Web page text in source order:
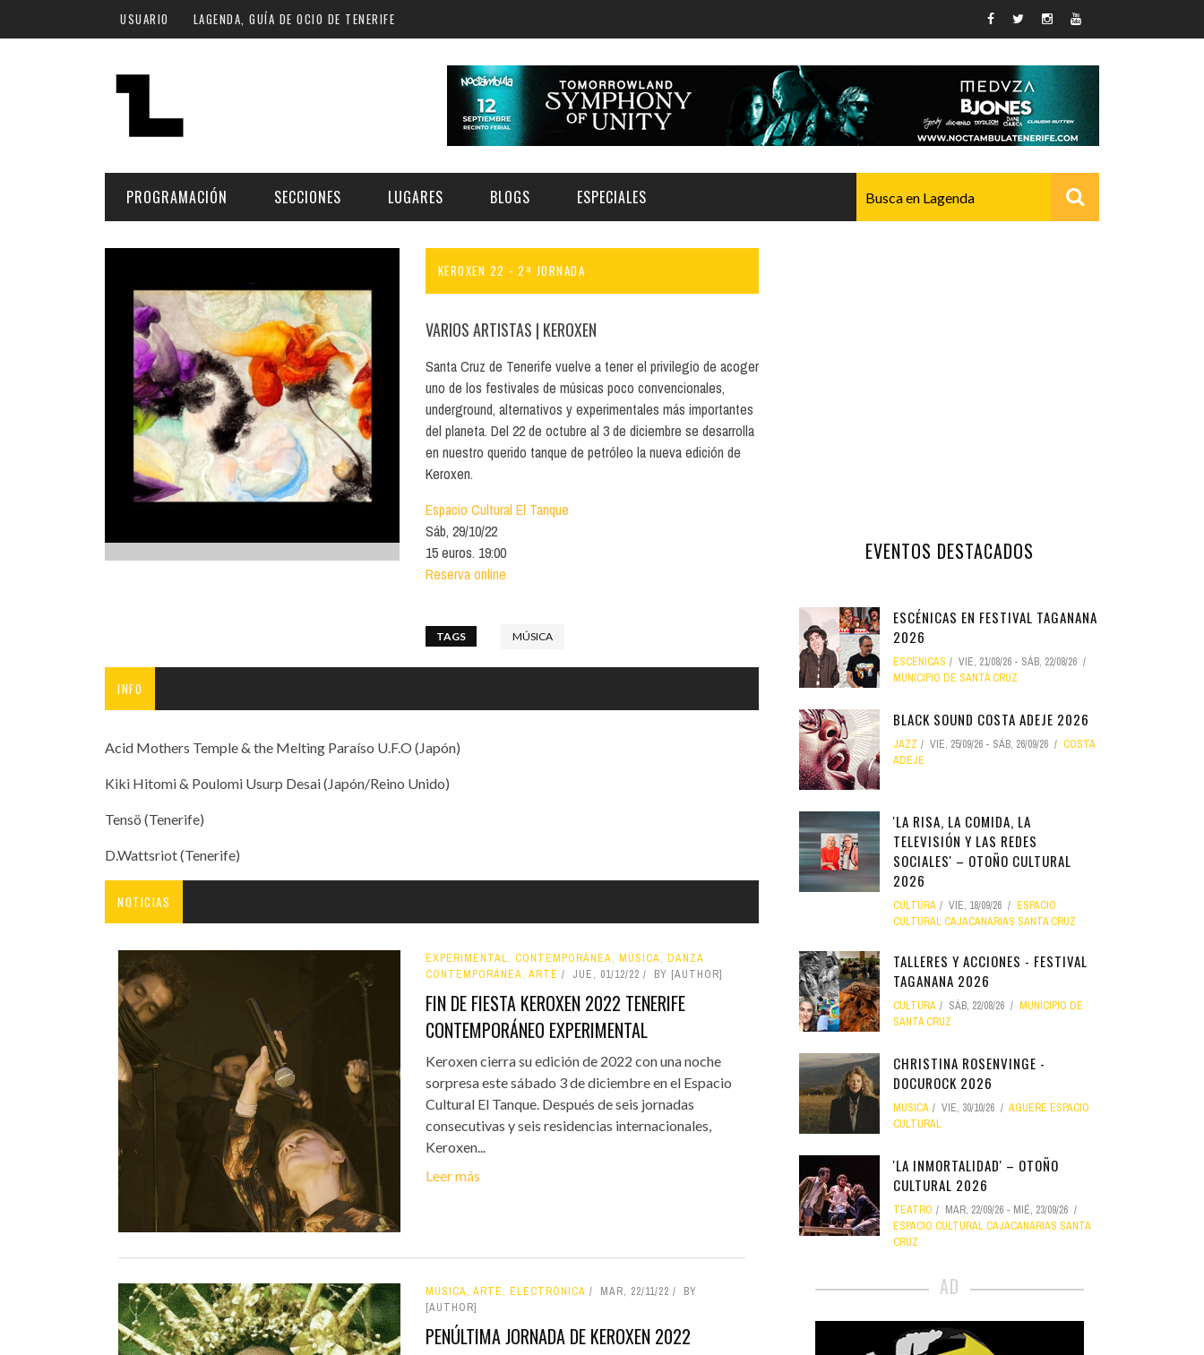
Pasar al contenido principal
USUARIO LAGENDA, GUÍA DE OCIO DE TENERIFE
PROGRAMACIÓN
FECHA
Hoy
Plan Finde
Norte
Santa Cruz | La Laguna
Islas
Deporte y Naturaleza
Gastro
Infantil
SECCIONES
ESCÉNICAS
CULTURA
GASTRONOMÍA
INFANTIL
LUGARES
ARTE | MUSEOS
LOCALES CON ACTUACIONES
COMERCIO
FORMATIVO
BLOGS ESPECIALES
FESTIVAL BOREAL 2026
XXVII VERANO DE CUENTO
KEROXEN 22 - 2ª JORNADA
VARIOS ARTISTAS | KEROXEN
Santa Cruz de Tenerife vuelve a tener el privilegio de acoger
uno de los festivales de músicas poco convencionales,
underground, alternativos y experimentales más importantes
del planeta. Del 22 de octubre al 3 de diciembre se desarrolla
en nuestro querido tanque de petróleo la nueva edición de
Keroxen.
Espacio Cultural El Tanque
Sáb, 29/10/22
15 euros. 19:00
Reserva online
TAGS MÚSICA
INFO
Acid Mothers Temple & the Melting Paraíso U.F.O (Japón)
Kiki Hitomi & Poulomi Usurp Desai (Japón/Reino Unido)
Tensö (Tenerife)
D.Wattsriot (Tenerife)
NOTICIAS
EXPERIMENTAL, CONTEMPORÁNEA, MÚSICA, DANZA
CONTEMPORÁNEA, ARTE
JUE, 01/12/22 BY [AUTHOR]
FIN DE FIESTA KEROXEN 2022 TENERIFE
CONTEMPORÁNEO EXPERIMENTAL
Keroxen cierra su edición de 2022 con una noche
sorpresa este sábado 3 de diciembre en el Espacio
Cultural El Tanque. Después de seis jornadas
consecutivas y seis residencias internacionales,
Keroxen...
Leer más
MÚSICA, ARTE, ELECTRÓNICA MAR, 22/11/22
BY
[AUTHOR]
PENÚLTIMA JORNADA DE KEROXEN 2022
EVENTOS DESTACADOS
ESCÉNICAS EN FESTIVAL TAGANANA
2026
ESCÉNICAS VIE, 21/08/26 - SÁB, 22/08/26
MUNICIPIO DE SANTA CRUZ
BLACK SOUND COSTA ADEJE 2026
JAZZ VIE, 25/09/26 - SÁB, 26/09/26
COSTA
ADEJE
'LA RISA, LA COMIDA, LA
TELEVISIÓN Y LAS REDES
SOCIALES' – OTOÑO CULTURAL
2026
CULTURA VIE, 18/09/26
ESPACIO
CULTURAL CAJACANARIAS SANTA CRUZ
TALLERES Y ACCIONES - FESTIVAL
TAGANANA 2026
CULTURA SÁB, 22/08/26
MUNICIPIO DE
SANTA CRUZ
CHRISTINA ROSENVINGE -
DOCUROCK 2026
MÚSICA VIE, 30/10/26
AGUERE ESPACIO
CULTURAL
'LA INMORTALIDAD' – OTOÑO
CULTURAL 2026
TEATRO MAR, 22/09/26 - MIÉ, 23/09/26
ESPACIO CULTURAL CAJACANARIAS SANTA
CRUZ
AD